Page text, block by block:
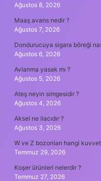
Ağustos 8, 2026
Maaş avans nedir ?
Ağustos 7, 2026
Dondurucuya sigara böreği
Ağustos 6, 2026
Avlanma yasak mı ?
Ağustos 5, 2026
Ateş neyin simgesidir ?
Ağustos 4, 2026
Aksel ne ilacıdır ?
Ağustos 3, 2026
W ve Z bozonları hangi
Temmuz 29, 2026
Koşer ürünleri nelerdir ?
Temmuz 27, 2026